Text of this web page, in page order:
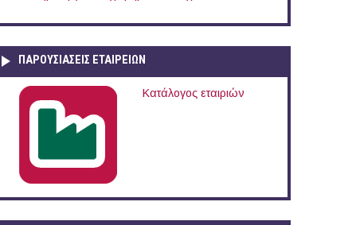
Πολυτεχνείο
ΠΑΡΟΥΣΙΆΣΕΙΣ ΕΤΑΙΡΕΙΏΝ
Κατάλογος εταιριών